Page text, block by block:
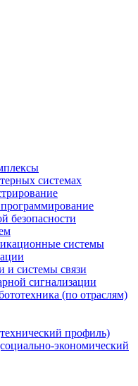
системах
безопасности
системы
системы связи
сигнализации
(по отраслям)
профиль)
экономический